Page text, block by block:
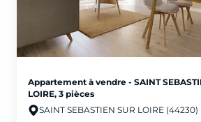
Un appartement clé en main, idéal pour une
investissement locatif ou pour toute personne
cadre de vie agréable.
Au plaisir d'échanger ensemble !
Appartement à vendre - SAINT
LOIRE, 3 pièces
SAINT SEBASTIEN SUR LOIRE (44230)